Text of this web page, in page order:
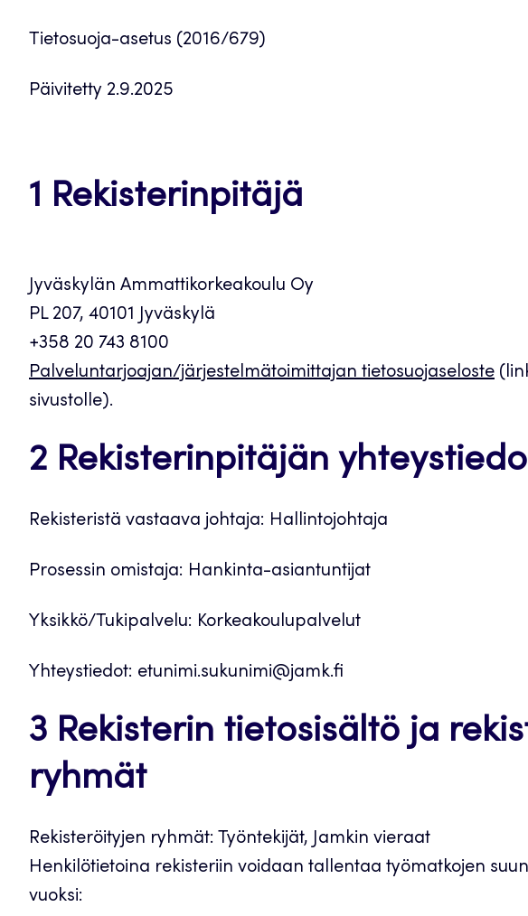
Tietosuoja-asetus (2016/679)
Päivitetty 2.9.2025
1 Rekisterinpitäjä
Jyväskylän Ammattikorkeakoulu Oy
PL 207, 40101 Jyväskylä
+358 20 743 8100
Palveluntarjoajan/järjestelmätoimittajan tietosuojaseloste
sivustolle).
2 Rekisterinpitäjän
Rekisteristä vastaava johtaja: Hallintojohtaja
Prosessin omistaja: Hankinta-asiantuntijat
Yksikkö/Tukipalvelu: Korkeakoulupalvelut
Yhteystiedot: etunimi.sukunimi@jamk.fi
3 Rekisterin tietosisältö ja
ryhmät
Rekisteröityjen ryhmät: Työntekijät, Jamkin vieraat
Henkilötietoina rekisteriin voidaan tallentaa työmatkojen
vuoksi: